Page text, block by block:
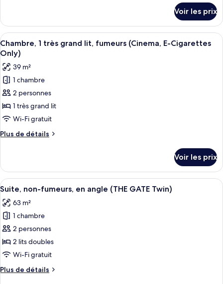
très
grand
lit,
non-
fumeurs
(Cinema)
le
type
de
chambre
Chambre,
très
grand
lit,
non-
(Cinema)
Voir les prix
Afficher
toutes
les
photos
pour
ce
type
de
chambre :
Chambre,
très
grand
lit,
fumeurs
(Cinema,
E-
Cigarettes
Only)
Une chambre d’hôtel moderne
8
Chambre, 1 très grand lit, fumeurs (Cinema, E-Cigarettes
Only)
39 m²
1 chambre
2 personnes
1 très grand lit
Wi-Fi gratuit
Plus de détails
Plus
le
type
de
Chambre,
grand
lit,
fumeurs
(Cinema,
E-
Voir les prix
Afficher
toutes
les
photos
pour
ce
type
chambre :
Un salon moderne doté d’une
10
Suite, non-fumeurs, en angle (THE GATE Twin)
63 m²
1 chambre
2 personnes
2 lits doubles
Wi-Fi gratuit
Plus de détails
Plus